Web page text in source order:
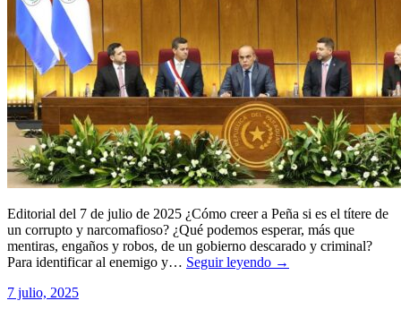
Editorial del 7 de julio de 2025 ¿Cómo creer a Peña si es el títere de
un corrupto y narcomafioso? ¿Qué podemos esperar, más que
mentiras, engaños y robos, de un gobierno descarado y criminal?
Para identificar al enemigo y… Seguir leyendo →
7 julio, 2025